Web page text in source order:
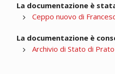
La documentazione è
Ceppo nuovo di
La documentazione è
Archivio di Stato di Prato